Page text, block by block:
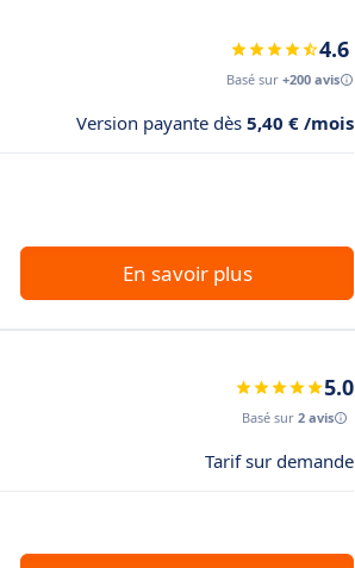
4.6
Basé sur +200 avis
Version payante dès 5,40 € /mois
En savoir plus
5.0
Basé sur 2 avis
Tarif sur demande